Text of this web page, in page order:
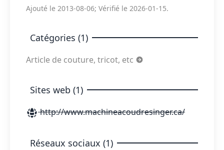
Ajouté le 2013-08-06; Vérifié le 2026-01-15.
Catégories (1)
Article de couture, tricot, etc
Sites web (1)
http://www.machineacoudresinger.ca/
Réseaux sociaux (1)